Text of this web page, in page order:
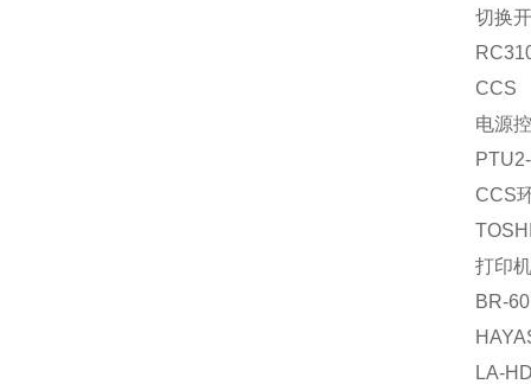
切换
CCS
电源
CCS
打印
BR-
LA-